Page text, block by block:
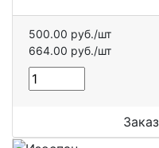
500.00 руб./шт
664.00 руб./шт